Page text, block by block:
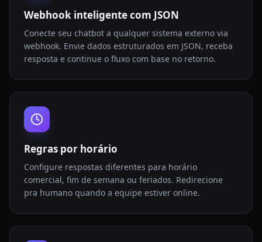
Webhook inteligente com JSON
Conecte seu chatbot a qualquer sistema externo via
webhook. Envie dados estruturados em JSON, receba
resposta e continue o fluxo com base no retorno.
Regras por horário
Configure respostas diferentes para horário
comercial, fim de semana ou feriados. Redirecione
pra humano quando a equipe estiver online.